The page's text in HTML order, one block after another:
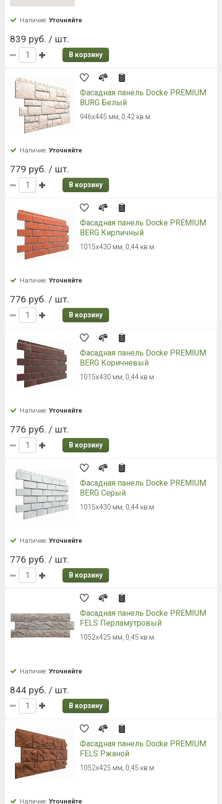
Наличие: Уточняйте
839 руб. / шт.
В корзину
Фасадная панель Docke PREMIUM
BURG Белый
946х445 мм, 0,42 кв.м.
Наличие: Уточняйте
779 руб. / шт.
В корзину
Фасадная панель Docke PREMIUM
BERG Кирпичный
1015х430 мм, 0,44 кв.м.
Наличие: Уточняйте
776 руб. / шт.
В корзину
Фасадная панель Docke PREMIUM
BERG Коричневый
1015х430 мм, 0,44 кв.м.
Наличие: Уточняйте
776 руб. / шт.
В корзину
Фасадная панель Docke PREMIUM
BERG Серый
1015х430 мм, 0,44 кв.м.
Наличие: Уточняйте
776 руб. / шт.
В корзину
Фасадная панель Docke PREMIUM
FELS Перламутровый
1052х425 мм, 0,45 кв.м.
Наличие: Уточняйте
844 руб. / шт.
В корзину
Фасадная панель Docke PREMIUM
FELS Ржаной
1052х425 мм, 0,45 кв.м.
Наличие: Уточняйте